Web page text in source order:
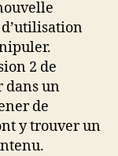
2 de
dans un
de
y trouver un